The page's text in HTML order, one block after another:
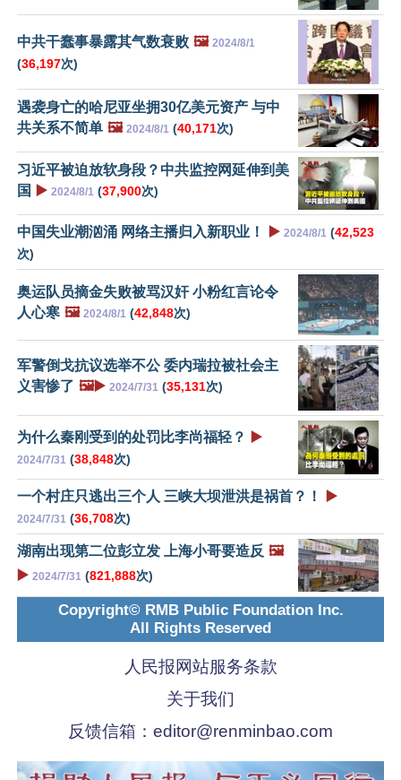
中共干蠢事暴露其气数衰败 🖼️ 2024/8/1
(36,197次)
遇袭身亡的哈尼亚坐拥30亿美元资产 与中
共关系不简单 🖼️ 2024/8/1 (40,171次)
习近平被迫放软身段？中共监控网延伸到美
国 ▶️ 2024/8/1 (37,900次)
中国失业潮汹涌 网络主播归入新职业！ ▶️ 2024/8/1 (42,523
次)
奥运队员摘金失败被骂汉奸 小粉红言论令
人心寒 🖼️ 2024/8/1 (42,848次)
军警倒戈抗议选举不公 委内瑞拉被社会主
义害惨了 🖼️▶️ 2024/7/31 (35,131次)
为什么秦刚受到的处罚比李尚福轻？ ▶️
2024/7/31 (38,848次)
一个村庄只逃出三个人 三峡大坝泄洪是祸首？！ ▶️
2024/7/31 (36,708次)
湖南出现第二位彭立发 上海小哥要造反 🖼️
▶️ 2024/7/31 (821,888次)
Copyright© RMB Public Foundation Inc.
All Rights Reserved
人民报网站服务条款
关于我们
反馈信箱： editor@renminbao.com